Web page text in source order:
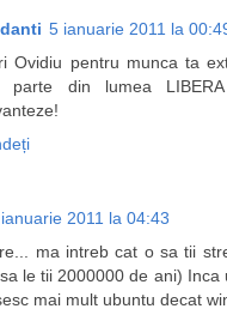
5 ianuarie 2011 la
Ovidiu pentru munca ta
parte din lumea
2011 la 04:43
ma intreb cat o sa tii
le tii 2000000 de ani) Inca
mai mult ubuntu decat